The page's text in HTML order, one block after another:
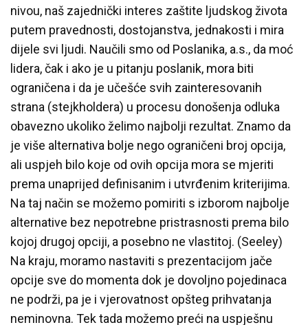
nivou, naš zajednički interes zaštite ljudskog života
putem pravednosti, dostojanstva, jednakosti i mira
dijele svi ljudi. Naučili smo od Poslanika, a.s., da moć
lidera, čak i ako je u pitanju poslanik, mora biti
ograničena i da je učešće svih zainteresovanih
strana (stejkholdera) u procesu donošenja odluka
obavezno ukoliko želimo najbolji rezultat. Znamo da
je više alternativa bolje nego ograničeni broj opcija,
ali uspjeh bilo koje od ovih opcija mora se mjeriti
prema unaprijed definisanim i utvrđenim kriterijima.
Na taj način se možemo pomiriti s izborom najbolje
alternative bez nepotrebne pristrasnosti prema bilo
kojoj drugoj opciji, a posebno ne vlastitoj. (Seeley)
Na kraju, moramo nastaviti s prezentacijom jače
opcije sve do momenta dok je dovoljno pojedinaca
ne podrži, pa je i vjerovatnost opšteg prihvatanja
neminovna. Tek tada možemo preći na uspješnu